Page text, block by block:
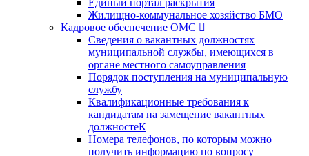
Жилищно-коммунальное хозяйство БМО
Кадровое обеспечение ОМС
Сведения о вакантных должностях
муниципальной службы, имеющихся в
органе местного самоуправления
Порядок поступления на муниципальную
службу
Квалификационные требования к
кандидатам на замещение вакантных
должностеК
Номера телефонов, по которым можно
получить информацию по вопросу